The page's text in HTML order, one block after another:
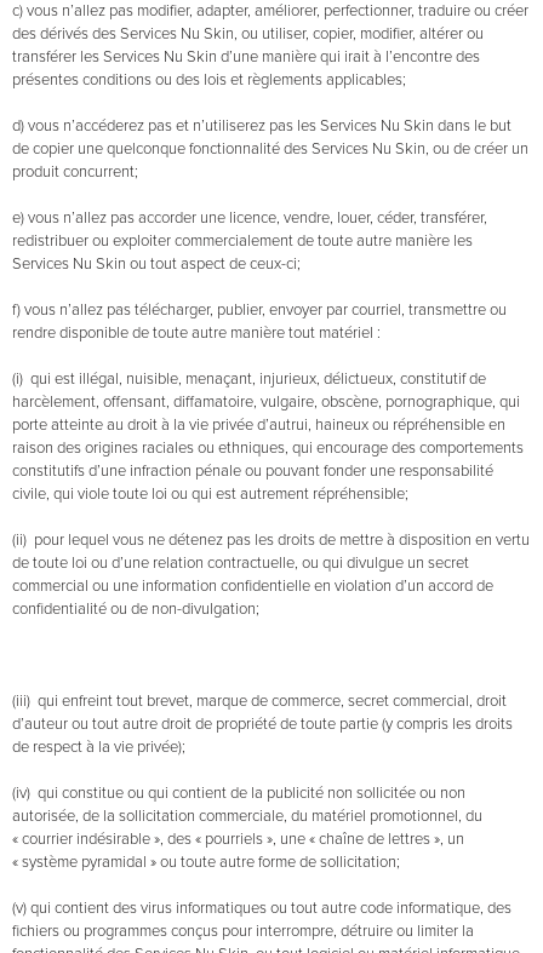
c) vous n’allez pas modifier, adapter, améliorer, perfectionner, traduire ou créer
des dérivés des Services Nu Skin, ou utiliser, copier, modifier, altérer ou
transférer les Services Nu Skin d’une manière qui irait à l’encontre des
présentes conditions ou des lois et règlements applicables;
d) vous n’accéderez pas et n’utiliserez pas les Services Nu Skin dans le but
de copier une quelconque fonctionnalité des Services Nu Skin, ou de créer un
produit concurrent;
e) vous n’allez pas accorder une licence, vendre, louer, céder, transférer,
redistribuer ou exploiter commercialement de toute autre manière les
Services Nu Skin ou tout aspect de ceux-ci;
f) vous n’allez pas télécharger, publier, envoyer par courriel, transmettre ou
rendre disponible de toute autre manière tout matériel :
(i) qui est illégal, nuisible, menaçant, injurieux, délictueux, constitutif de
harcèlement, offensant, diffamatoire, vulgaire, obscène, pornographique, qui
porte atteinte au droit à la vie privée d’autrui, haineux ou répréhensible en
raison des origines raciales ou ethniques, qui encourage des comportements
constitutifs d’une infraction pénale ou pouvant fonder une responsabilité
civile, qui viole toute loi ou qui est autrement répréhensible;
(ii) pour lequel vous ne détenez pas les droits de mettre à disposition en vertu
de toute loi ou d’une relation contractuelle, ou qui divulgue un secret
commercial ou une information confidentielle en violation d’un accord de
confidentialité ou de non-divulgation;
(iii) qui enfreint tout brevet, marque de commerce, secret commercial, droit
d’auteur ou tout autre droit de propriété de toute partie (y compris les droits
de respect à la vie privée);
(iv) qui constitue ou qui contient de la publicité non sollicitée ou non
autorisée, de la sollicitation commerciale, du matériel promotionnel, du
« courrier indésirable », des « pourriels », une « chaîne de lettres », un
« système pyramidal » ou toute autre forme de sollicitation;
(v) qui contient des virus informatiques ou tout autre code informatique, des
fichiers ou programmes conçus pour interrompre, détruire ou limiter la